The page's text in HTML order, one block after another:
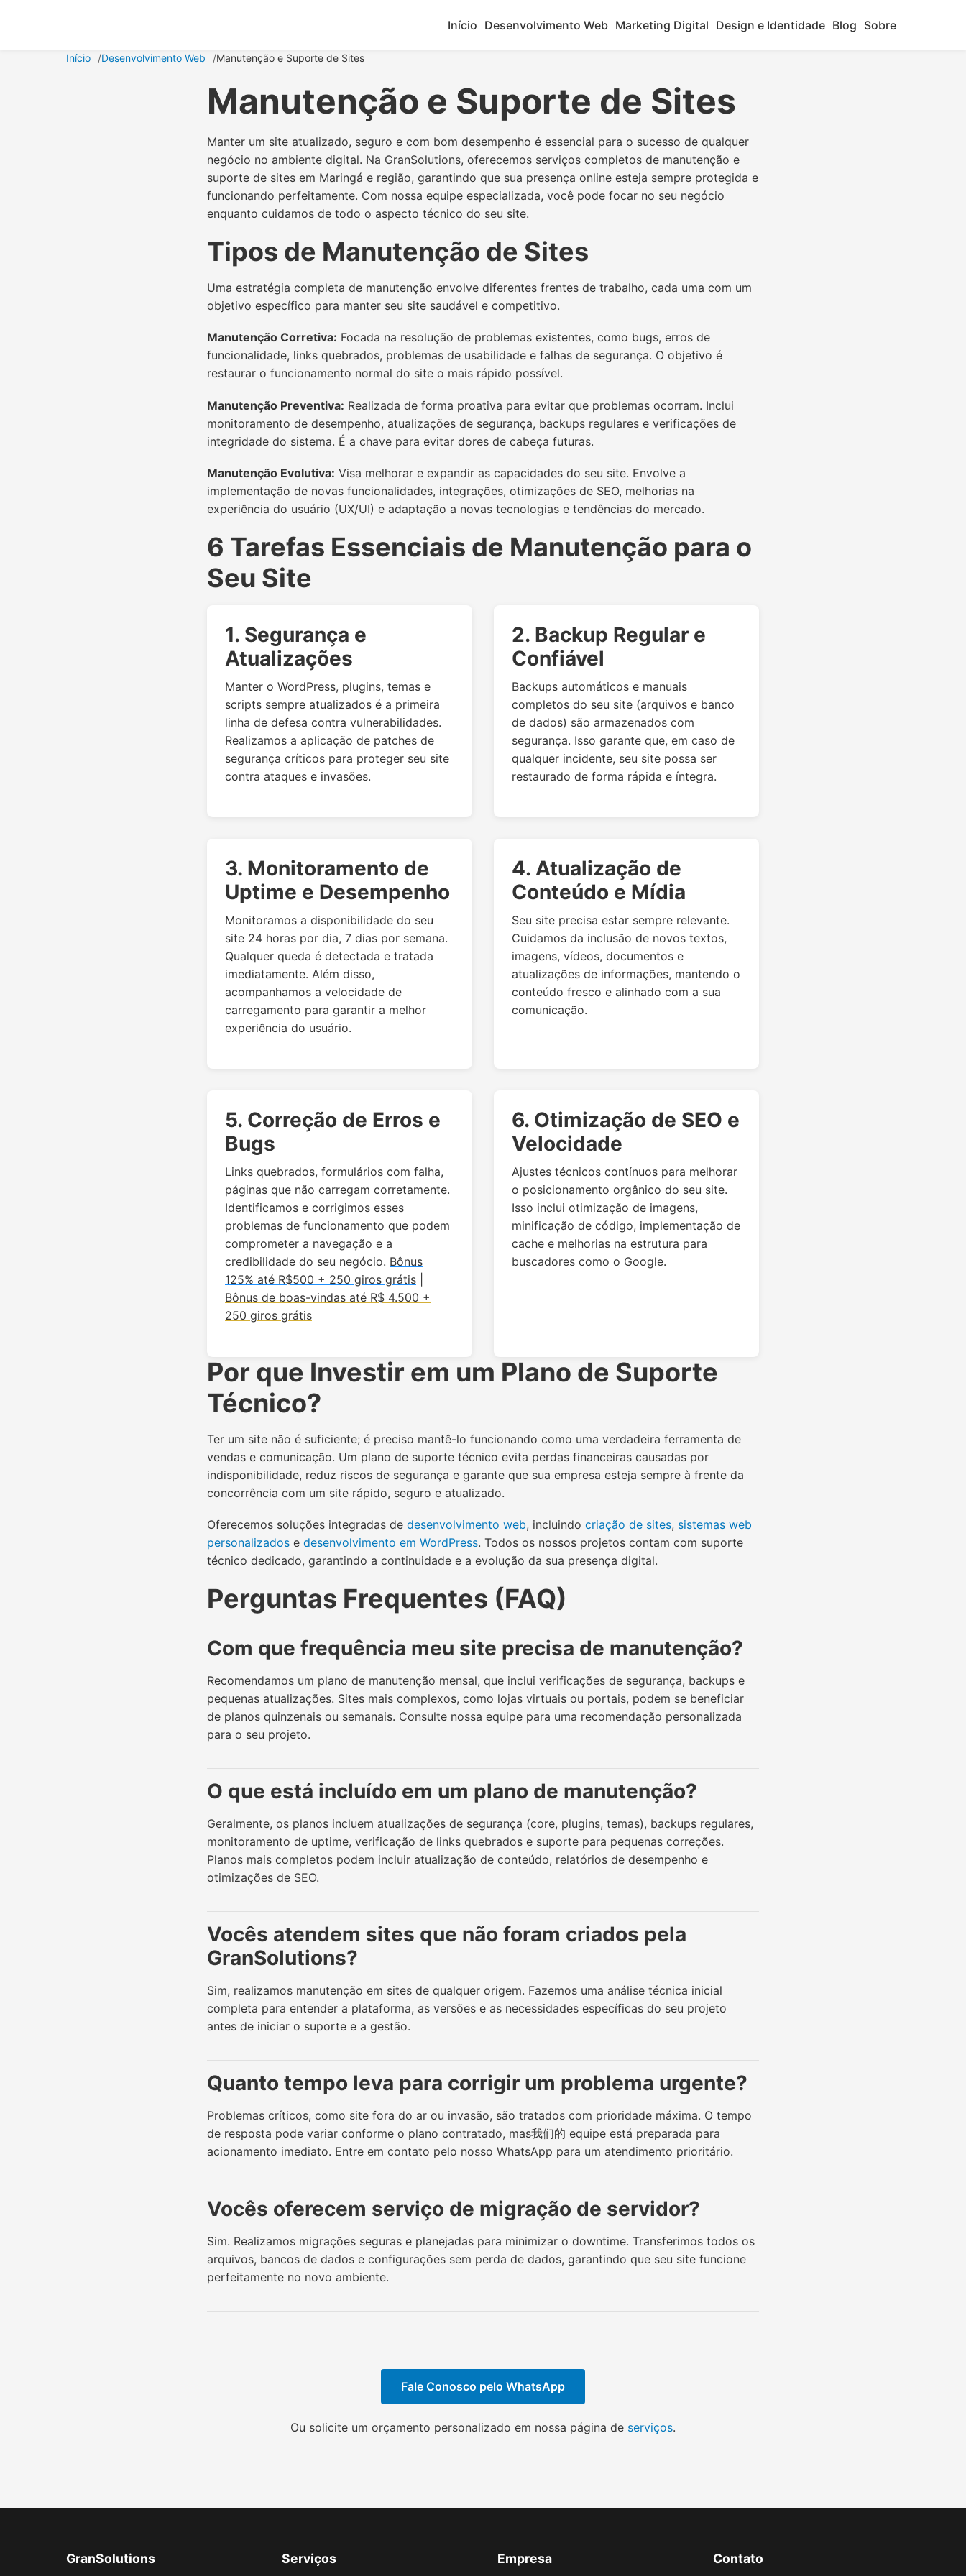
Início Desenvolvimento Web Marketing Digital Design e Identidade Blog Sobre
Início Desenvolvimento Web Manutenção e Suporte de Sites
Manutenção e Suporte de Sites
Manter um site atualizado, seguro e com bom desempenho é essencial para o sucesso de qualquer
negócio no ambiente digital. Na GranSolutions, oferecemos serviços completos de manutenção e
suporte de sites em Maringá e região, garantindo que sua presença online esteja sempre protegida e
funcionando perfeitamente. Com nossa equipe especializada, você pode focar no seu negócio
enquanto cuidamos de todo o aspecto técnico do seu site.
Tipos de Manutenção de Sites
Uma estratégia completa de manutenção envolve diferentes frentes de trabalho, cada uma com um
objetivo específico para manter seu site saudável e competitivo.
Manutenção Corretiva: Focada na resolução de problemas existentes, como bugs, erros de
funcionalidade, links quebrados, problemas de usabilidade e falhas de segurança. O objetivo é
restaurar o funcionamento normal do site o mais rápido possível.
Manutenção Preventiva: Realizada de forma proativa para evitar que problemas ocorram. Inclui
monitoramento de desempenho, atualizações de segurança, backups regulares e verificações de
integridade do sistema. É a chave para evitar dores de cabeça futuras.
Manutenção Evolutiva: Visa melhorar e expandir as capacidades do seu site. Envolve a
implementação de novas funcionalidades, integrações, otimizações de SEO, melhorias na
experiência do usuário (UX/UI) e adaptação a novas tecnologias e tendências do mercado.
6 Tarefas Essenciais de Manutenção para o
Seu Site
1. Segurança e
Atualizações
Manter o WordPress, plugins, temas e
scripts sempre atualizados é a primeira
linha de defesa contra vulnerabilidades.
Realizamos a aplicação de patches de
segurança críticos para proteger seu site
contra ataques e invasões.
2. Backup Regular e
Confiável
Backups automáticos e manuais
completos do seu site (arquivos e banco
de dados) são armazenados com
segurança. Isso garante que, em caso de
qualquer incidente, seu site possa ser
restaurado de forma rápida e íntegra.
3. Monitoramento de
Uptime e Desempenho
Monitoramos a disponibilidade do seu
site 24 horas por dia, 7 dias por semana.
Qualquer queda é detectada e tratada
imediatamente. Além disso,
acompanhamos a velocidade de
carregamento para garantir a melhor
experiência do usuário.
4. Atualização de
Conteúdo e Mídia
Seu site precisa estar sempre relevante.
Cuidamos da inclusão de novos textos,
imagens, vídeos, documentos e
atualizações de informações, mantendo o
conteúdo fresco e alinhado com a sua
comunicação.
5. Correção de Erros e
Bugs
Links quebrados, formulários com falha,
páginas que não carregam corretamente.
Identificamos e corrigimos esses
problemas de funcionamento que podem
comprometer a navegação e a
credibilidade do seu negócio. Bônus
125% até R$500 + 250 giros grátis
Bônus de boas-vindas até R$ 4.500 +
250 giros grátis
6. Otimização de SEO e
Velocidade
Ajustes técnicos contínuos para melhorar
o posicionamento orgânico do seu site.
Isso inclui otimização de imagens,
minificação de código, implementação de
cache e melhorias na estrutura para
buscadores como o Google.
Por que Investir em um Plano de Suporte
Técnico?
Ter um site não é suficiente; é preciso mantê-lo funcionando como uma verdadeira ferramenta de
vendas e comunicação. Um plano de suporte técnico evita perdas financeiras causadas por
indisponibilidade, reduz riscos de segurança e garante que sua empresa esteja sempre à frente da
concorrência com um site rápido, seguro e atualizado.
Oferecemos soluções integradas de desenvolvimento web, incluindo criação de sites, sistemas web
personalizados e desenvolvimento em WordPress. Todos os nossos projetos contam com suporte
técnico dedicado, garantindo a continuidade e a evolução da sua presença digital.
Perguntas Frequentes (FAQ)
Com que frequência meu site precisa de manutenção?
Recomendamos um plano de manutenção mensal, que inclui verificações de segurança, backups e
pequenas atualizações. Sites mais complexos, como lojas virtuais ou portais, podem se beneficiar
de planos quinzenais ou semanais. Consulte nossa equipe para uma recomendação personalizada
para o seu projeto.
O que está incluído em um plano de manutenção?
Geralmente, os planos incluem atualizações de segurança (core, plugins, temas), backups regulares,
monitoramento de uptime, verificação de links quebrados e suporte para pequenas correções.
Planos mais completos podem incluir atualização de conteúdo, relatórios de desempenho e
otimizações de SEO.
Vocês atendem sites que não foram criados pela
GranSolutions?
Sim, realizamos manutenção em sites de qualquer origem. Fazemos uma análise técnica inicial
completa para entender a plataforma, as versões e as necessidades específicas do seu projeto
antes de iniciar o suporte e a gestão.
Quanto tempo leva para corrigir um problema urgente?
Problemas críticos, como site fora do ar ou invasão, são tratados com prioridade máxima. O tempo
de resposta pode variar conforme o plano contratado, mas我们的 equipe está preparada para
acionamento imediato. Entre em contato pelo nosso WhatsApp para um atendimento prioritário.
Vocês oferecem serviço de migração de servidor?
Sim. Realizamos migrações seguras e planejadas para minimizar o downtime. Transferimos todos os
arquivos, bancos de dados e configurações sem perda de dados, garantindo que seu site funcione
perfeitamente no novo ambiente.
Fale Conosco pelo WhatsApp
Ou solicite um orçamento personalizado em nossa página de serviços.
GranSolutions Serviços Empresa Contato